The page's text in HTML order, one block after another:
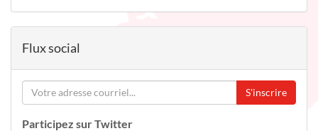
Flux social
S'inscrire
Participez sur Twitter